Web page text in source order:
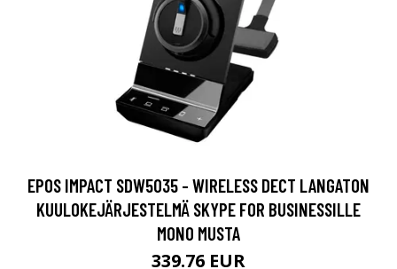
EPOS IMPACT SDW5035 - WIRELESS DECT LANGATON
KUULOKEJÄRJESTELMÄ SKYPE FOR BUSINESSILLE
MONO MUSTA
339.76 EUR